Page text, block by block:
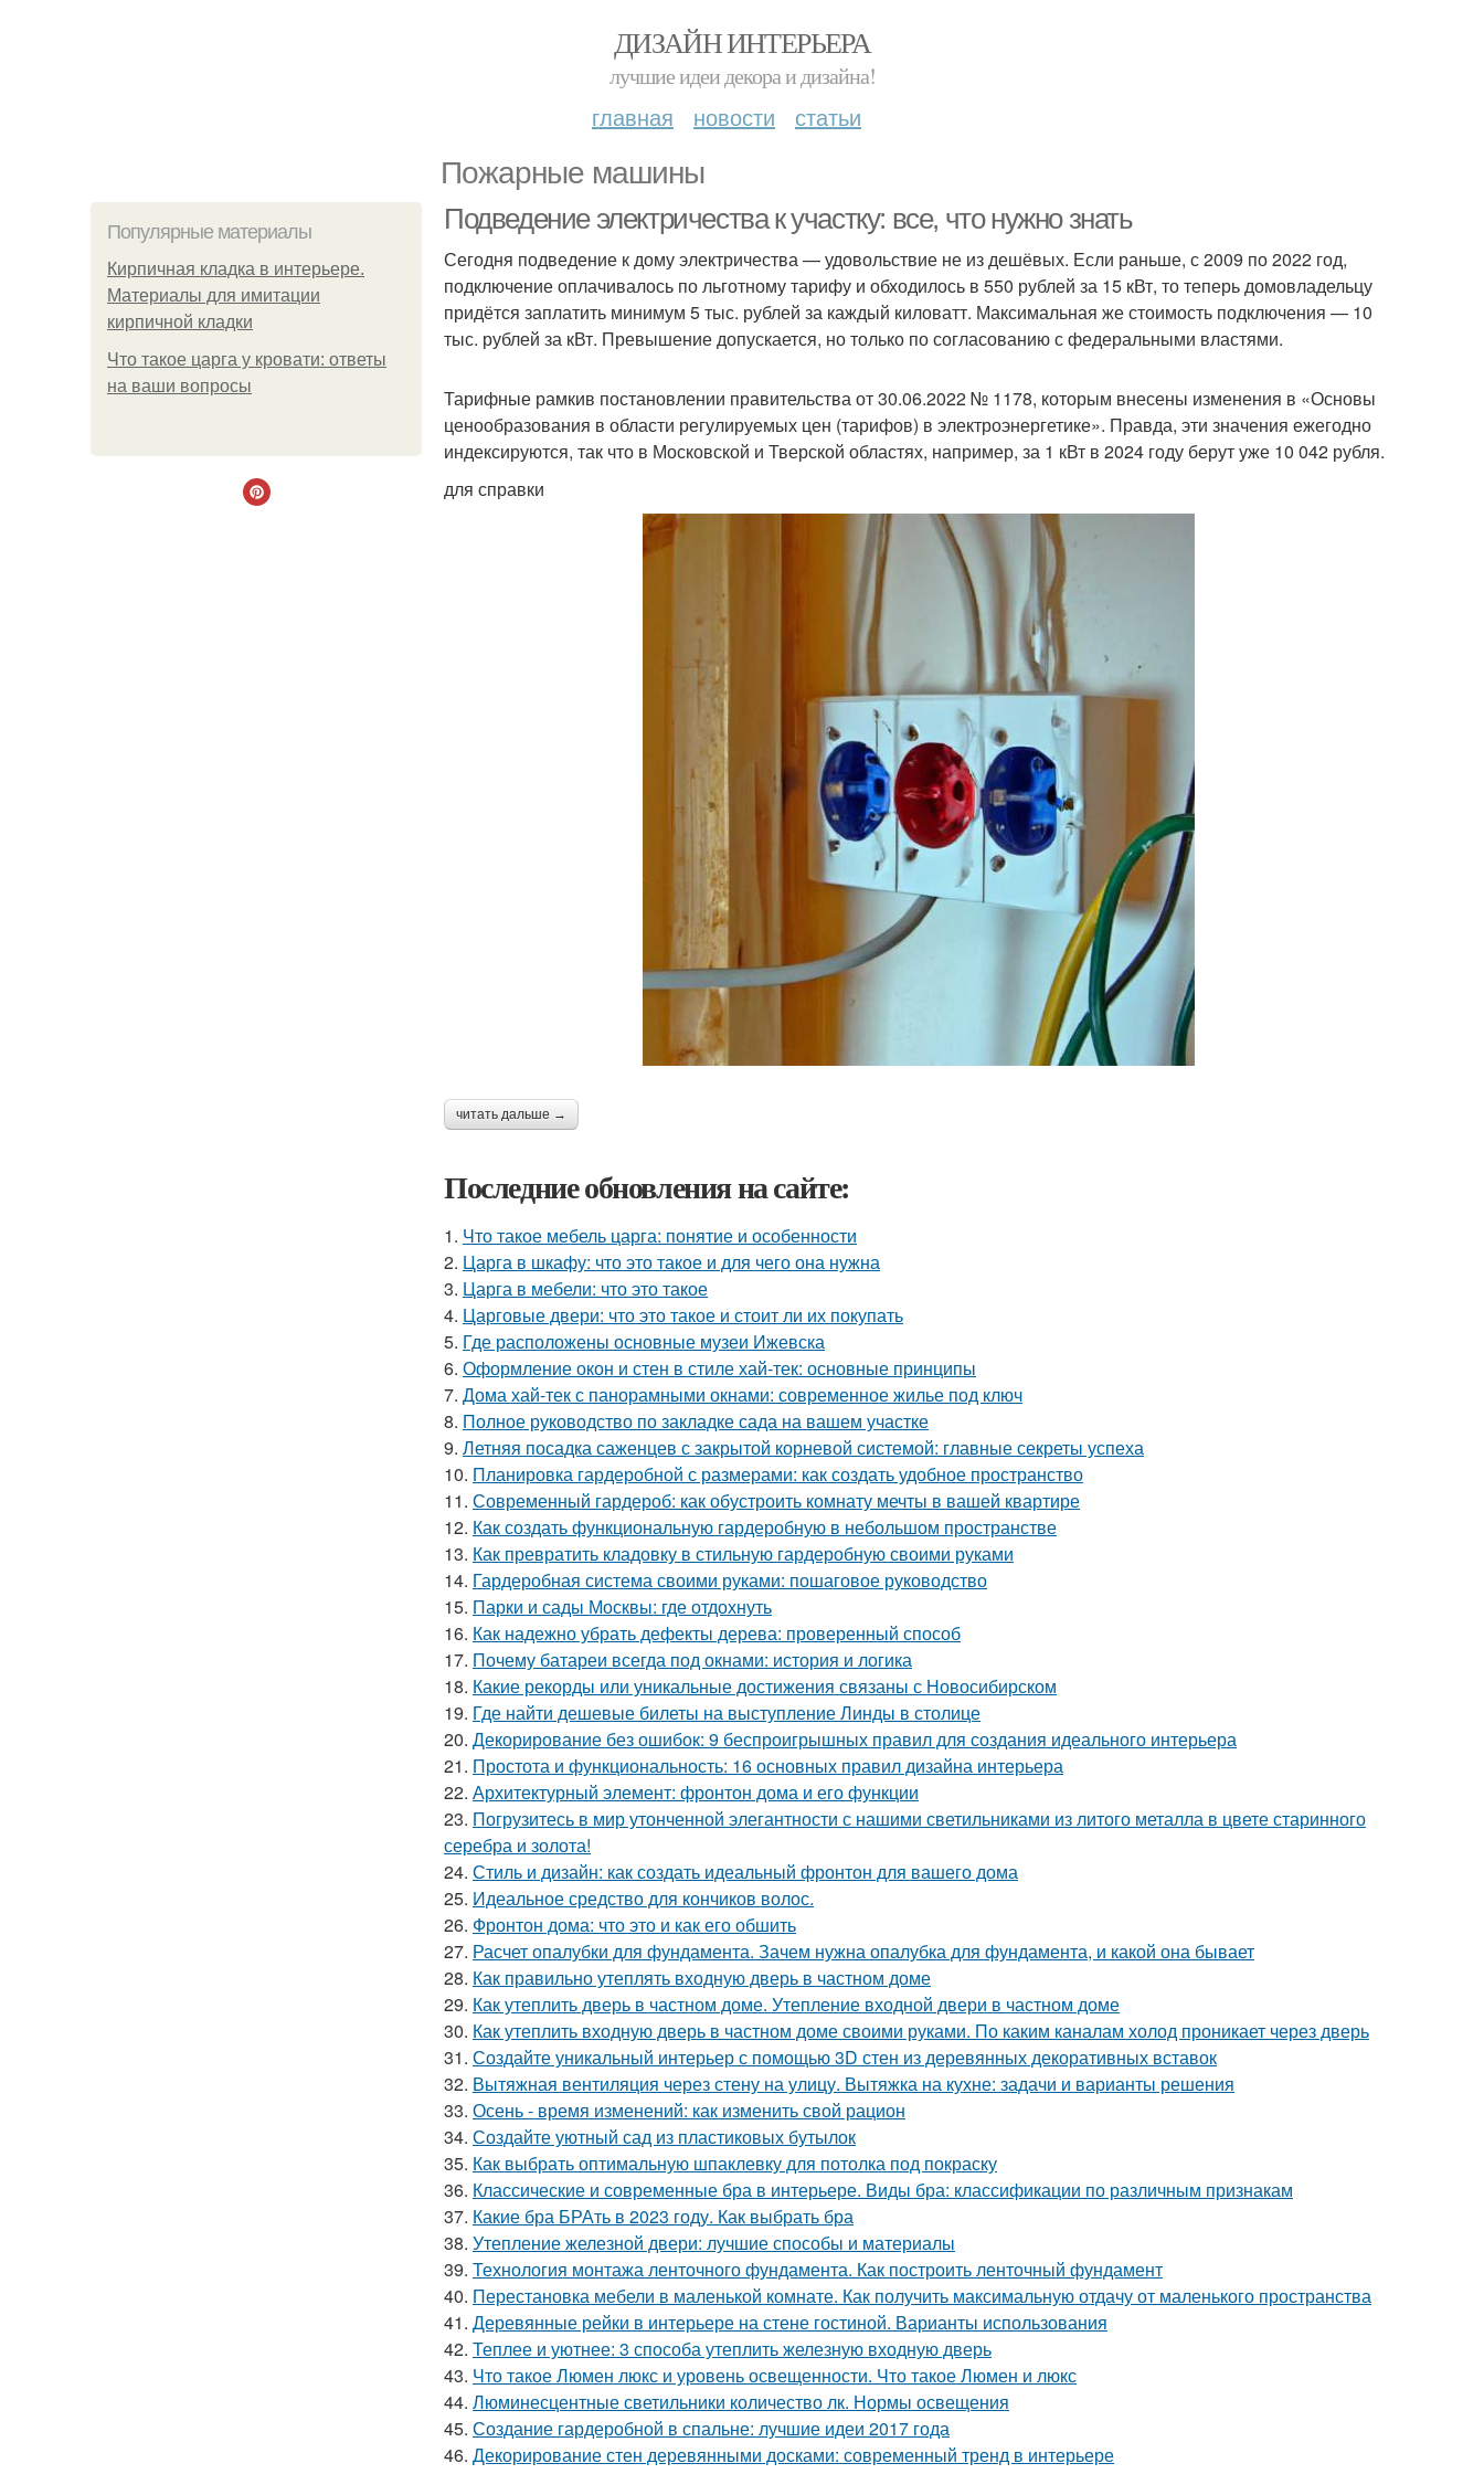
ДИЗАЙН ИНТЕРЬЕРА
лучшие идеи декора и дизайна!
главная новости статьи
Пожарные машины
Популярные материалы
Кирпичная кладка в интерьере.
Материалы для имитации
кирпичной кладки
Что такое царга у кровати: ответы
на ваши вопросы
Подведение электричества к участку: все, что нужно знать
Сегодня подведение к дому электричества — удовольствие не из дешёвых. Если раньше, с 2009 по 2022 год,
подключение оплачивалось по льготному тарифу и обходилось в 550 рублей за 15 кВт, то теперь домовладельцу
придётся заплатить минимум 5 тыс. рублей за каждый киловатт. Максимальная же стоимость подключения — 10
тыс. рублей за кВт. Превышение допускается, но только по согласованию с федеральными властями.
Тарифные рамкив постановлении правительства от 30.06.2022 № 1178, которым внесены изменения в «Основы
ценообразования в области регулируемых цен (тарифов) в электроэнергетике». Правда, эти значения ежегодно
индексируются, так что в Московской и Тверской областях, например, за 1 кВт в 2024 году берут уже 10 042 рубля.
для справки
читать дальше →
Последние обновления на сайте:
1. Что такое мебель царга: понятие и особенности
2. Царга в шкафу: что это такое и для чего она нужна
3. Царга в мебели: что это такое
4. Царговые двери: что это такое и стоит ли их покупать
5. Где расположены основные музеи Ижевска
6. Оформление окон и стен в стиле хай-тек: основные принципы
7. Дома хай-тек с панорамными окнами: современное жилье под ключ
8. Полное руководство по закладке сада на вашем участке
9. Летняя посадка саженцев с закрытой корневой системой: главные секреты успеха
10. Планировка гардеробной с размерами: как создать удобное пространство
11. Современный гардероб: как обустроить комнату мечты в вашей квартире
12. Как создать функциональную гардеробную в небольшом пространстве
13. Как превратить кладовку в стильную гардеробную своими руками
14. Гардеробная система своими руками: пошаговое руководство
15. Парки и сады Москвы: где отдохнуть
16. Как надежно убрать дефекты дерева: проверенный способ
17. Почему батареи всегда под окнами: история и логика
18. Какие рекорды или уникальные достижения связаны с Новосибирском
19. Где найти дешевые билеты на выступление Линды в столице
20. Декорирование без ошибок: 9 беспроигрышных правил для создания идеального интерьера
21. Простота и функциональность: 16 основных правил дизайна интерьера
22. Архитектурный элемент: фронтон дома и его функции
23. Погрузитесь в мир утонченной элегантности с нашими светильниками из литого металла в цвете старинного
серебра и золота!
24. Стиль и дизайн: как создать идеальный фронтон для вашего дома
25. Идеальное средство для кончиков волос.
26. Фронтон дома: что это и как его обшить
27. Расчет опалубки для фундамента. Зачем нужна опалубка для фундамента, и какой она бывает
28. Как правильно утеплять входную дверь в частном доме
29. Как утеплить дверь в частном доме. Утепление входной двери в частном доме
30. Как утеплить входную дверь в частном доме своими руками. По каким каналам холод проникает через дверь
31. Создайте уникальный интерьер с помощью 3D стен из деревянных декоративных вставок
32. Вытяжная вентиляция через стену на улицу. Вытяжка на кухне: задачи и варианты решения
33. Осень - время изменений: как изменить свой рацион
34. Создайте уютный сад из пластиковых бутылок
35. Как выбрать оптимальную шпаклевку для потолка под покраску
36. Классические и современные бра в интерьере. Виды бра: классификации по различным признакам
37. Какие бра БРАть в 2023 году. Как выбрать бра
38. Утепление железной двери: лучшие способы и материалы
39. Технология монтажа ленточного фундамента. Как построить ленточный фундамент
40. Перестановка мебели в маленькой комнате. Как получить максимальную отдачу от маленького пространства
41. Деревянные рейки в интерьере на стене гостиной. Варианты использования
42. Теплее и уютнее: 3 способа утеплить железную входную дверь
43. Что такое Люмен люкс и уровень освещенности. Что такое Люмен и люкс
44. Люминесцентные светильники количество лк. Нормы освещения
45. Создание гардеробной в спальне: лучшие идеи 2017 года
46. Декорирование стен деревянными досками: современный тренд в интерьере